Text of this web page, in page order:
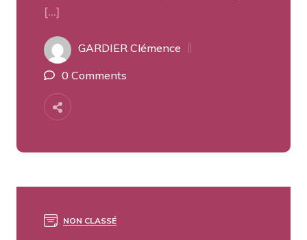
[…]
GARDIER Clémence
0 Comments
NON CLASSÉ